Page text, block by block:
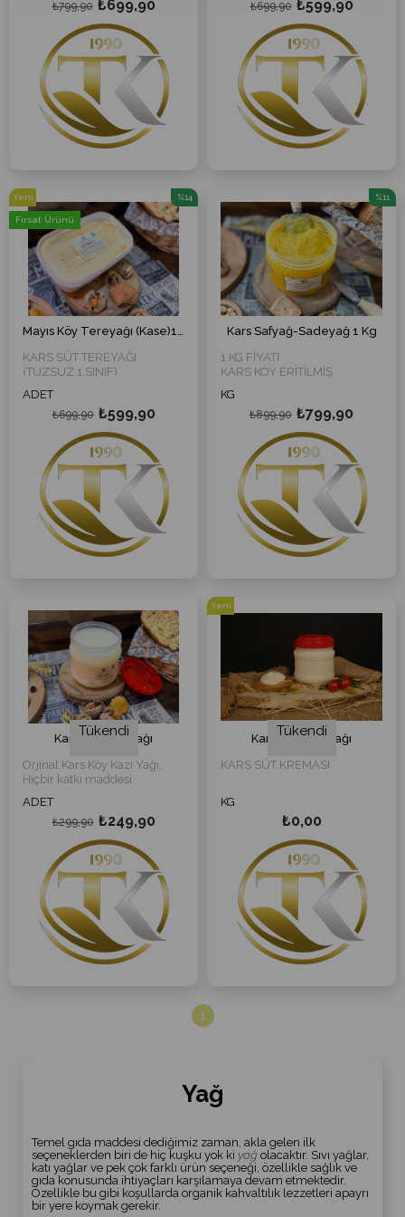
DOĞAL KARS
İNEK SÜTÜNDEN YAYIK
TEREYAĞI 1 KG
EN ÇOK SATILAN
BULUNMAZ LEZZET!!
₺699,90
₺799,90
TEREYAĞIDIR.
DOLAPLARINIZDA SAKLAMA
ALANI OLARAK AVANTAJ
SAĞLAYABİLMESİ VEYA
KULLANIM KOLAYLIĞI
SAĞLAMASI AMACI İLE BU
ŞEKİLDE SATILMAKTADIR.
KOVA TEREYAĞLARIMIZLA
AYNI ÜRÜNLERDİR.
₺599,90
₺699,90
KARS SÜT TEREYAĞI
(TUZSUZ 1.SINIF)
ADET
₺599,90
₺699,90
%14
İndirim
%14İndirim
Yeni
Ürün
Fırsat Ürünü
Kars Safyağ-Sadeyağ 1 Kg
1 KG FİYATI
KARS KÖY ERİTİLMİŞ
KG
₺799,90
₺899,90
%11
İndirim
Tükendi
Kars Köy Kaz Yağı
Orjinal Kars Köy Kazı Yağı.
Hiçbir katkı maddesi
ADET
₺249,90
₺299,90
Tükendi
Kars Köy Kaymağı
KARS SÜT KREMASI
KG
₺0,00
Yeni
1
Yağ
Temel gıda maddesi dediğimiz zaman, akla gelen ilk
seçeneklerden biri de hiç kuşku yok ki yağ olacaktır. Sıvı yağlar,
katı yağlar ve pek çok farklı ürün seçeneği, özellikle sağlık ve
gıda konusunda ihtiyaçları karşılamaya devam etmektedir.
Özellikle bu gibi koşullarda organik kahvaltılık lezzetleri apayrı
bir yere koymak gerekir.